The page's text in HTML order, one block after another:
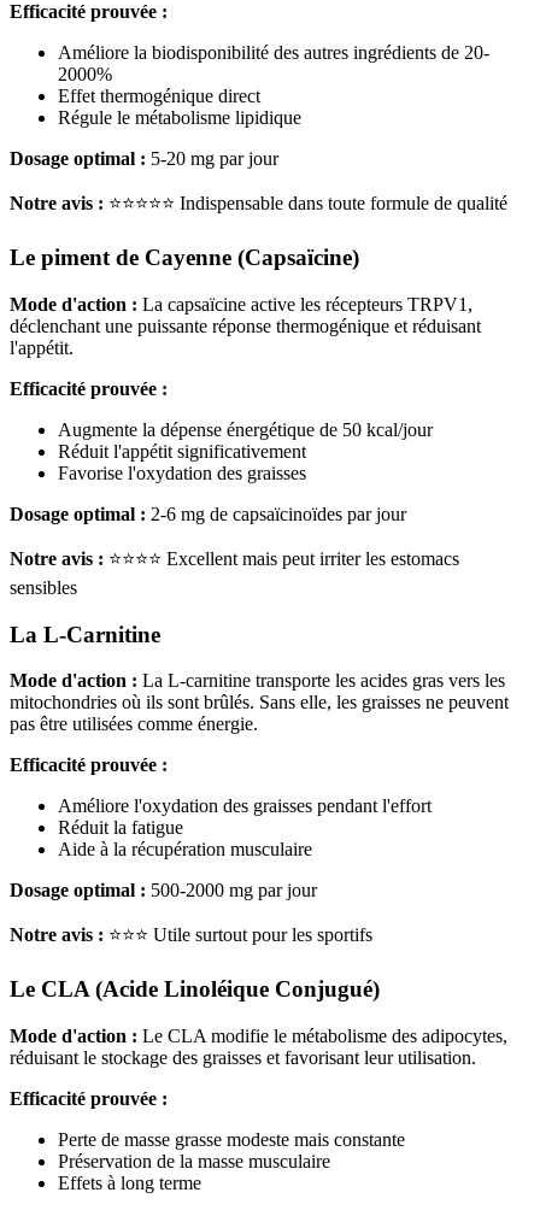
Efficacité prouvée :
Améliore la biodisponibilité des autres ingrédients de 20-
2000%
Effet thermogénique direct
Régule le métabolisme lipidique
Dosage optimal : 5-20 mg par jour
Notre avis : ⭐⭐⭐⭐⭐ Indispensable dans toute formule de qualité
Le piment de Cayenne (Capsaïcine)
Mode d'action : La capsaïcine active les récepteurs TRPV1,
déclenchant une puissante réponse thermogénique et réduisant
l'appétit.
Efficacité prouvée :
Augmente la dépense énergétique de 50 kcal/jour
Réduit l'appétit significativement
Favorise l'oxydation des graisses
Dosage optimal : 2-6 mg de capsaïcinoïdes par jour
Notre avis : ⭐⭐⭐⭐ Excellent mais peut irriter les estomacs
sensibles
La L-Carnitine
Mode d'action : La L-carnitine transporte les acides gras vers les
mitochondries où ils sont brûlés. Sans elle, les graisses ne peuvent
pas être utilisées comme énergie.
Efficacité prouvée :
Améliore l'oxydation des graisses pendant l'effort
Réduit la fatigue
Aide à la récupération musculaire
Dosage optimal : 500-2000 mg par jour
Notre avis : ⭐⭐⭐ Utile surtout pour les sportifs
Le CLA (Acide Linoléique Conjugué)
Mode d'action : Le CLA modifie le métabolisme des adipocytes,
réduisant le stockage des graisses et favorisant leur utilisation.
Efficacité prouvée :
Perte de masse grasse modeste mais constante
Préservation de la masse musculaire
Effets à long terme